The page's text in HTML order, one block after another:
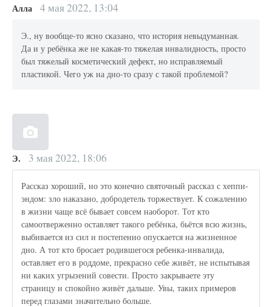
Алла 4 мая 2022, 13:04
Э., ну вообще-то ясно сказано, что история невыдуманная.
Да и у ребёнка же не какая-то тяжелая инвалидность, просто
был тяжелый косметический дефект, но исправляемый
пластикой. Чего уж на дно-то сразу с такой проблемой?
Э. 3 мая 2022, 18:06
Рассказ хороший, но это конечно святочный рассказ с хеппи-
эндом: зло наказано, добродетель торжествует. К сожалению
в жизни чаще всё бывает совсем наоборот. Тот кто
самоотверженно оставляет такого ребёнка, бьётся всю жизнь,
выбивается из сил и постепенно опускается на жизненное
дно. А тот кто бросает родившегося ребенка-инвалида,
оставляет его в роддоме, прекрасно себе живёт, не испытывая
ни каких угрызений совести. Просто закрываете эту
страницу и спокойно живёт дальше. Увы, таких примеров
перед глазами значительно больше.